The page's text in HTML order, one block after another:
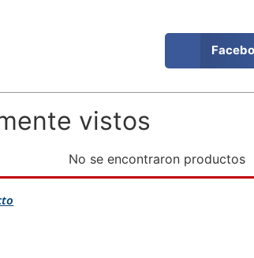
vistos
No se encontraron productos